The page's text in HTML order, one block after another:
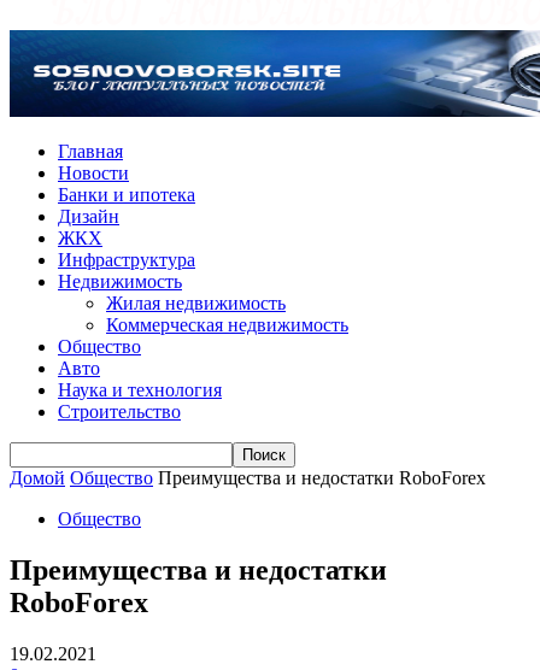
Главная
Новости
Банки и ипотека
Дизайн
ЖКХ
Инфраструктура
Недвижимость
Жилая недвижимость
Коммерческая недвижимость
Общество
Авто
Наука и технология
Строительство
Домой Общество Преимущества и недостатки RoboForex
Общество
Преимущества и недостатки
RoboForex
19.02.2021